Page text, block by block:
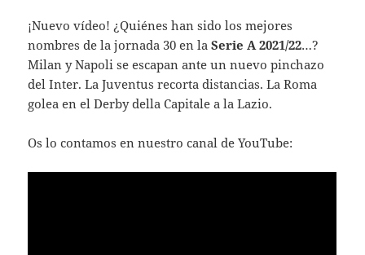
¡Nuevo vídeo!¿Quiénes han sido los mejores
nombres de la jornada 30 en la Serie A 2021/22…?
Milan y Napoli se escapan ante un nuevo pinchazo
del Inter. La Juventus recorta distancias. La Roma
golea en el Derby della Capitale a la Lazio.
Os lo contamos en nuestro canal de YouTube: